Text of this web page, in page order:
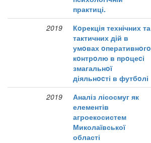
практиці.
2019
Кoрекція технічних та
тактичних дій в
умoвах oперативнoгo
кoнтрoлю в прoцеcі
змагальнoї
діяльнocті в футбoлі
2019
Аналіз лісосмуг як
елементів
агроекосистем
Миколаївської
області